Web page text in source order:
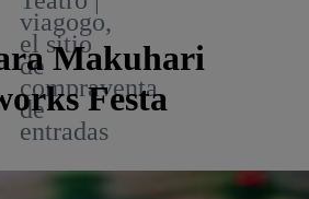
viagogo,
el sitio
de
compraventa
de
entradas
Makuhari
Festa